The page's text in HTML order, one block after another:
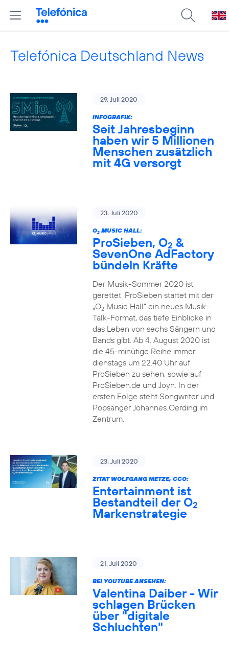
Telefónica Deutschland News
29. Juli 2020
INFOGRAFIK:
Seit Jahresbeginn
haben wir 5 Millionen
Menschen zusätzlich
mit 4G versorgt
23. Juli 2020
O2MUSIC HALL:
ProSieben, O2 &
SevenOne AdFactory
bündeln Kräfte
Der Musik-Sommer 2020 ist
gerettet. ProSieben startet mit der
„O2Music Hall“ ein neues Musik-
Talk-Format, das tiefe Einblicke in
das Leben von sechs Sängern und
Bands gibt. Ab 4. August 2020 ist
die 45-minütige Reihe immer
dienstags um 22.40 Uhr auf
ProSieben zu sehen, sowie auf
ProSieben.de und Joyn. In der
ersten Folge steht Songwriter und
Popsänger Johannes Oerding im
Zentrum.
23. Juli 2020
ZITAT WOLFGANG METZE, CCO:
Entertainment ist
Bestandteil der O2
Markenstrategie
21. Juli 2020
BEI YOUTUBE ANSEHEN:
Valentina Daiber - Wir
schlagen Brücken
über "digitale
Schluchten"